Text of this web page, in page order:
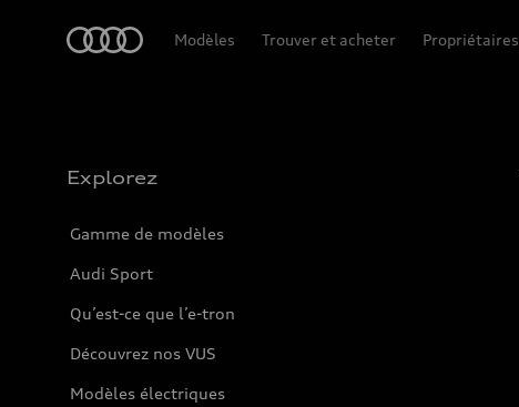
Modèles Trouver et acheter Propriétaires
Explorez
Gamme de modèles
Audi Sport
Qu’est-ce que l’e-tron
Découvrez nos VUS
Modèles électriques